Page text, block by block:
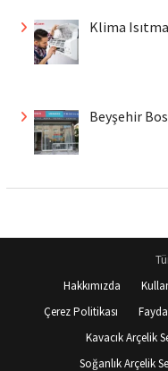
Klima
Beyşehir
Hakkımızda
Çerez Politikası
Kavacık Arçelik
Soğanlık Arçelik